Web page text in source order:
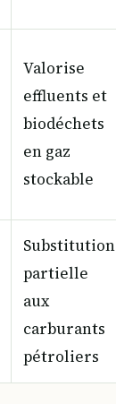
Valorise
effluents et
biodéchets
en gaz
stockable
Substitution
partielle
aux
carburants
pétroliers